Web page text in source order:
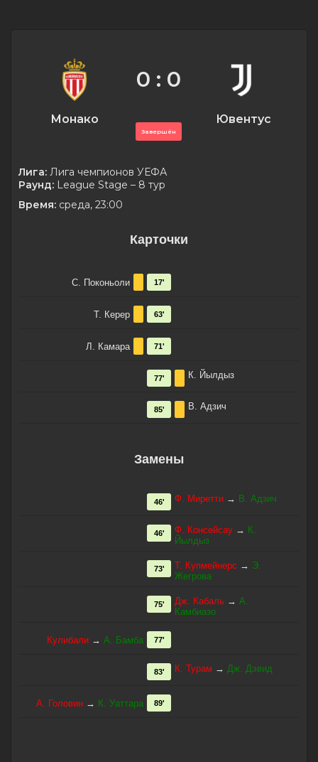
Монако
0 : 0
Завершён
Ювентус
Лига: Лига чемпионов УЕФА
Раунд: League Stage – 8 тур
Время: среда, 23:00
Карточки
С. Поконьоли 17'
Т. Керер 63'
Л. Камара 71'
К. Йылдыз
77'
В. Адзич
85'
Замены
Ф. Миретти → В. Адзич
46'
Ф. Консейсау → К.
Йылдыз
46'
Т. Купмейнерс → Э.
Жегрова
73'
Дж. Кабаль → А.
Камбиазо
75'
Кулибали → А. Бамба 77'
К. Турам → Дж. Дэвид
83'
А. Головин → К. Уаттара 89'